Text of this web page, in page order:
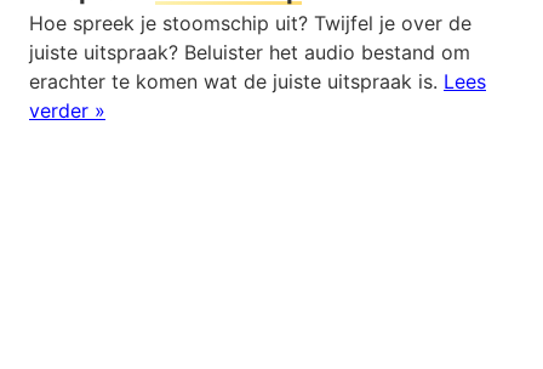
Hoe spreek je stoomschip uit? Twijfel je over de
juiste uitspraak? Beluister het audio bestand om
erachter te komen wat de juiste uitspraak is. Lees
verder »